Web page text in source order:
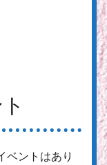
ベントはあり